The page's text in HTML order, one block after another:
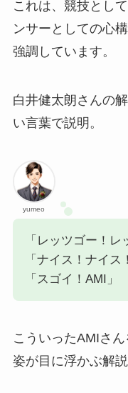
これは、競技とし
ンサーとしての心
強調しています。
白井健太朗さんの
い言葉で説明。
yumeo
「レッツゴー！レ
「ナイス！ナイス
「スゴイ！AMI」
こういったAMIさ
姿が目に浮かぶ解